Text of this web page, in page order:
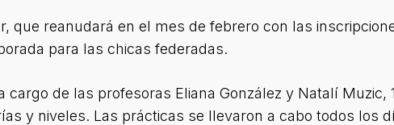
que reanudará en el mes de febrero con las
para las chicas federadas.
de las profesoras Eliana González y Natalí Muzic,
y niveles. Las prácticas se llevaron a cabo todos los